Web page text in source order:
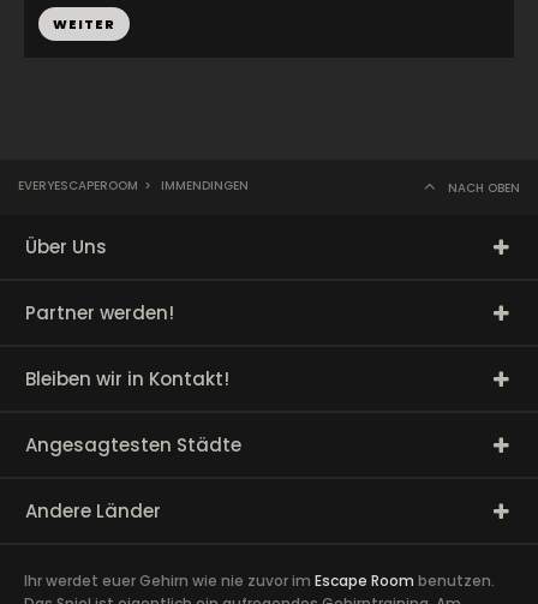
WEITER
EVERYESCAPEROOM > IMMENDINGEN NACH OBEN
Über Uns
Partner werden!
Bleiben wir in Kontakt!
Angesagtesten Städte
Andere Länder
Ihr werdet euer Gehirn wie nie zuvor im Escape Room benutzen.